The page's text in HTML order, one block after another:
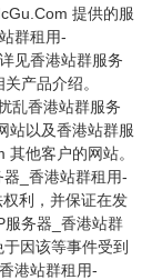
提供的服
群租用-
见香港站群服务
产品介绍。
乱香港站群服务
站以及香港站群服
他客户的网站。
_香港站群租用-
利，并保证在发
服务器_香港站群
因该等事件受到
港站群租用-